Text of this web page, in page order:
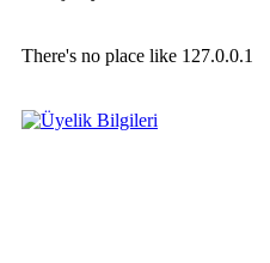
There's no place like 127.0.0.1